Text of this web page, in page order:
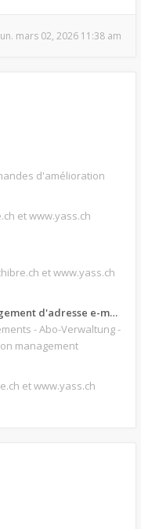
mars 02, 2026 11:38 am
d'amélioration
et www.yass.ch
et www.yass.ch
d'adresse e-mail.
- Abo-Verwaltung -
management
et www.yass.ch